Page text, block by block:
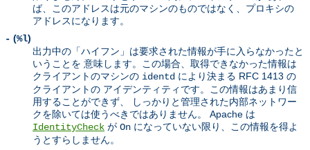
ば、このアドレスは元のマシンのものではなく、プロキシの
アドレスになります。
- (%l)
出力中の「ハイフン」は要求された情報が手に入らなかったと
いうことを 意味します。この場合、取得できなかった情報は
クライアントのマシンの identd により決まる RFC 1413 の
クライアントの アイデンティティです。この情報はあまり信
用することができず、 しっかりと管理された内部ネットワー
クを除いては使うべきではありません。 Apache は
IdentityCheck が On になっていない限り、この情報を得よ
うとすらしません。